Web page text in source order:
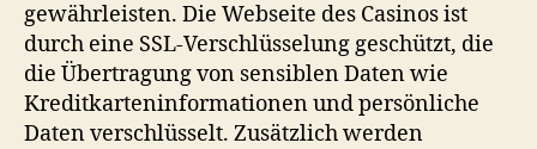
gewährleisten. Die Webseite des Casinos ist
durch eine SSL-Verschlüsselung geschützt, die
die Übertragung von sensiblen Daten wie
Kreditkarteninformationen und persönliche
Daten verschlüsselt. Zusätzlich werden